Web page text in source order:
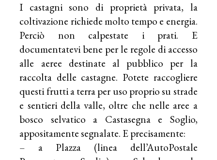
I castagni sono di proprietà privata, la
coltivazione richiede molto tempo e energia.
Perciò non calpestate i prati. E
documentatevi bene per le regole di accesso
alle aeree destinate al pubblico per la
raccolta delle castagne. Potete raccogliere
questi frutti a terra per uso proprio su strade
e sentieri della valle, oltre che nelle aree a
bosco selvatico a Castasegna e Soglio,
appositamente segnalate. E precisamente:
– a Plazza (linea dell’AutoPostale